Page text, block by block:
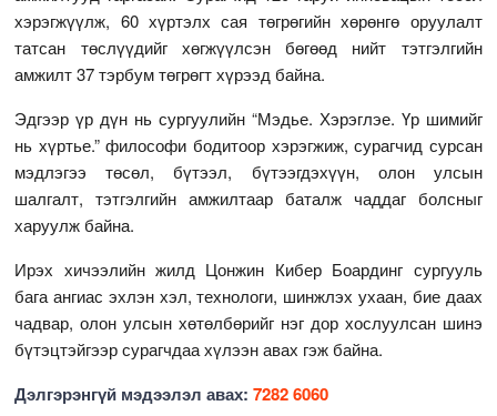
хэрэгжүүлж, 60 хүртэлх сая төгрөгийн хөрөнгө оруулалт
татсан төслүүдийг хөгжүүлсэн бөгөөд нийт тэтгэлгийн
амжилт 37 тэрбум төгрөгт хүрээд байна.
Эдгээр үр дүн нь сургуулийн “Мэдье. Хэрэглэе. Үр шимийг
нь хүртье.” философи бодитоор хэрэгжиж, сурагчид сурсан
мэдлэгээ төсөл, бүтээл, бүтээгдэхүүн, олон улсын
шалгалт, тэтгэлгийн амжилтаар баталж чаддаг болсныг
харуулж байна.
Ирэх хичээлийн жилд Цонжин Кибер Боардинг сургууль
бага ангиас эхлэн хэл, технологи, шинжлэх ухаан, бие даах
чадвар, олон улсын хөтөлбөрийг нэг дор хослуулсан шинэ
бүтэцтэйгээр сурагчдаа хүлээн авах гэж байна.
Дэлгэрэнгүй мэдээлэл авах:7282 6060